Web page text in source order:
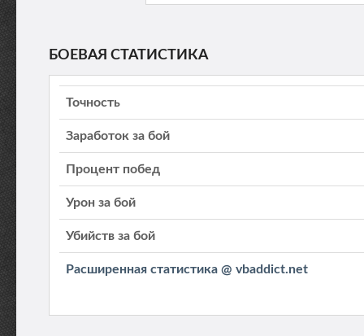
БОЕВАЯ СТАТИСТИКА
Точность
Заработок за бой
Процент побед
Урон за бой
Убийств за бой
Расширенная статистика @ vbaddict.net